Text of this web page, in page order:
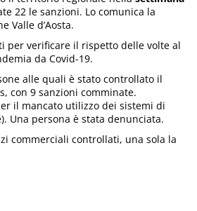
22 le sanzioni. Lo comunica la
Valle d’Aosta.
per verificare il rispetto delle volte al
da Covid-19.
alle quali è stato controllato il
con 9 sanzioni comminate.
il mancato utilizzo dei sistemi di
Una persona è stata denunciata.
commerciali controllati, una sola la